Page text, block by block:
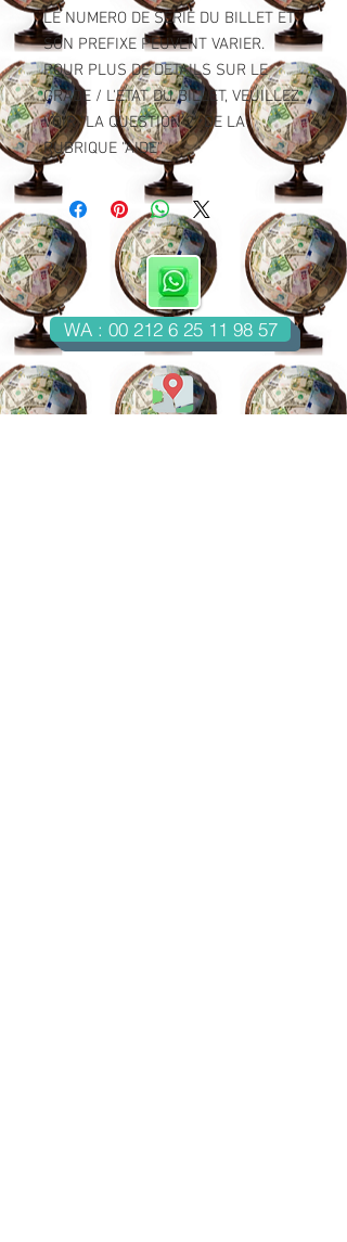
LE NUMERO DE SERIE DU BILLET ET
SON PREFIXE PEUVENT VARIER.
POUR PLUS DE DETAILS SUR LE
GRADE / L'ETAT DU BILLET, VEUILLEZ
VOIR "LA QUESTION 2" DE LA
RUBRIQUE "AIDE".
WA : 00 212 6 25 11 98 57